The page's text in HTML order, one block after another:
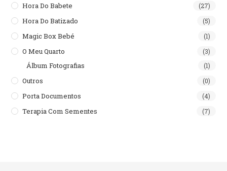
Hora Do Babete (27)
Hora Do Batizado (5)
Magic Box Bebé (1)
O Meu Quarto (3)
Álbum Fotografias (1)
Outros (0)
Porta Documentos (4)
Terapia Com Sementes (7)